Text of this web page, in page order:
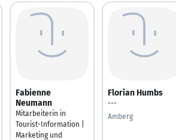
Fabienne
Neumann
Mitarbeiterin in
Tourist-Information |
Marketing und
Florian Humbs
---
Amberg